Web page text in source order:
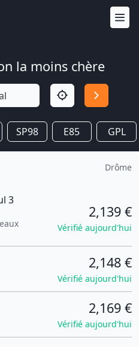
la moins chère
SP98 E85 GPL
Drôme
3
2,139 €
Vérifié aujourd'hui
2,148 €
Vérifié aujourd'hui
2,169 €
Vérifié aujourd'hui